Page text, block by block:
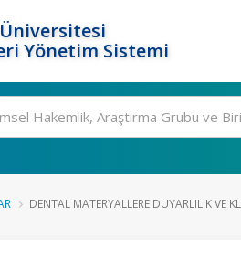
Yönetim Sistemi
DENTAL MATERYALLERE DUYARLILIK VE